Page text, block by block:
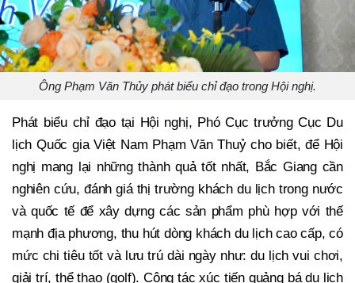
Ông Phạm Văn Thủy phát biểu chỉ đạo trong Hội nghị.
Phát biểu chỉ đạo tại Hội nghị, Phó Cục trưởng Cục Du
lịch Quốc gia Việt Nam Phạm Văn Thuỷ cho biết, để Hội
nghị mang lại những thành quả tốt nhất, Bắc Giang cần
nghiên cứu, đánh giá thị trường khách du lịch trong nước
và quốc tế để xây dựng các sản phẩm phù hợp với thế
mạnh địa phương, thu hút dòng khách du lịch cao cấp, có
mức chi tiêu tốt và lưu trú dài ngày như: du lịch vui chơi,
giải trí, thể thao (golf). Công tác xúc tiến quảng bá du lịch